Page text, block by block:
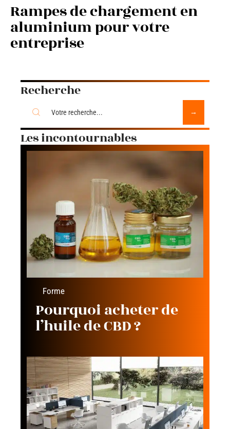
Rampes de chargement en
aluminium pour votre
entreprise
Recherche
Les incontournables
Forme
Pourquoi acheter de
l’huile de CBD ?